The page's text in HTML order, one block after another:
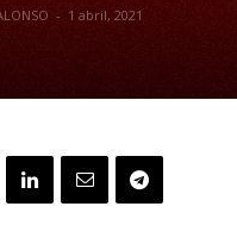
- 1 abril, 2021